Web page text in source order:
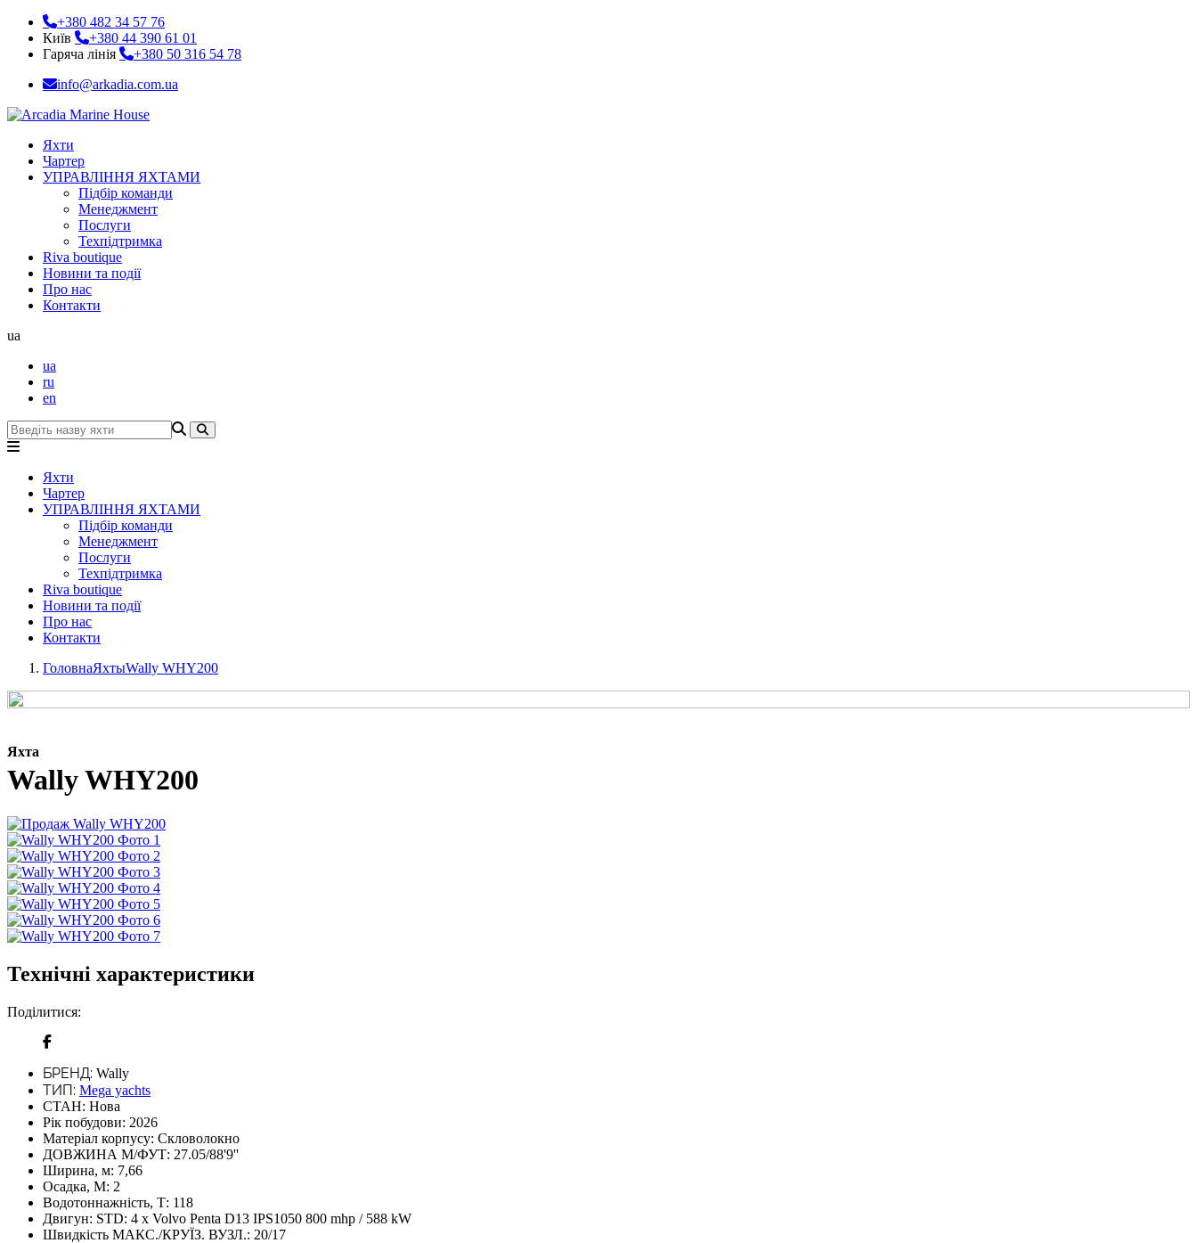
+380 482 34 57 76
Київ
+380 44 390 61 01
Гаряча лінія
+380 50 316 54 78
info@arkadia.com.ua
Яхти
Чартер
УПРАВЛІННЯ ЯХТАМИ
Підбір команди
Менеджмент
Послуги
Техпідтримка
Riva boutique
Новини та події
Про нас
Контакти
ua
ua
ru
en
Яхти
Чартер
УПРАВЛІННЯ ЯХТАМИ
Підбір команди
Менеджмент
Послуги
Техпідтримка
Riva boutique
Новини та події
Про нас
Контакти
ГоловнаЯхтыWally WHY200
Яхта
Wally WHY200
Технічні характеристики
Поділитися:
БРЕНД: Wally
ТИП: Mega yachts
СТАН: Нова
Рік побудови: 2026
Матеріал корпусу: Скловолокно
ДОВЖИНА М/ФУТ: 27.05/88'9''
Ширина, м: 7,66
Осадка, М: 2
Водотоннажність, Т: 118
Двигун: STD: 4 x Volvo Penta D13 IPS1050 800 mhp / 588 kW
Швидкість МАКС./КРУЇЗ. ВУЗЛ.: 20/17